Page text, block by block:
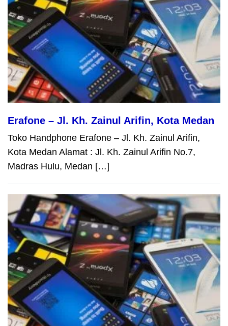
Erafone – Jl. Kh. Zainul Arifin, Kota Medan
Toko Handphone Erafone – Jl. Kh. Zainul Arifin,
Kota Medan Alamat : Jl. Kh. Zainul Arifin No.7,
Madras Hulu, Medan […]